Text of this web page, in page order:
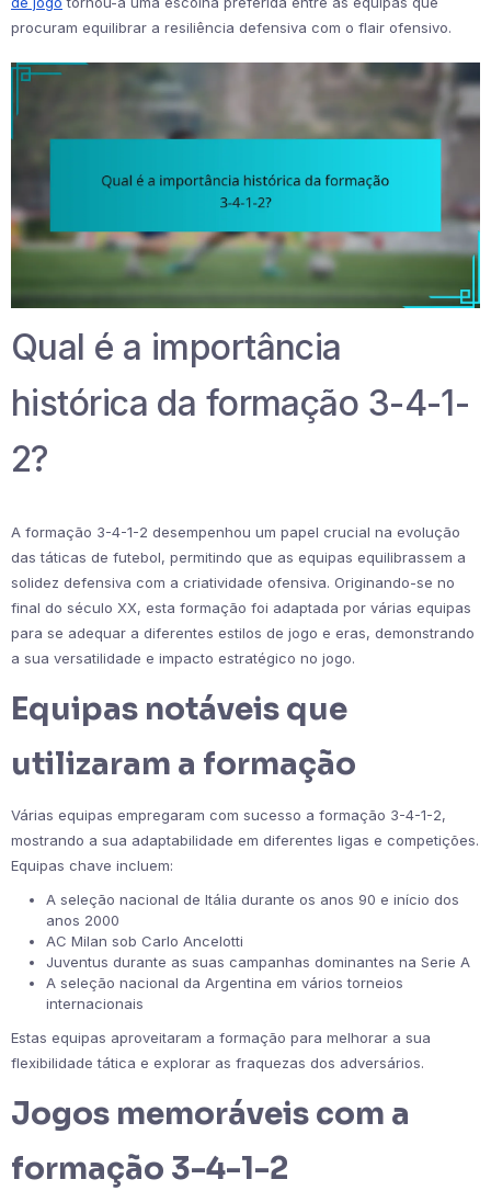
procuram equilibrar a resiliência defensiva com o flair ofensivo.
Qual é a importância
histórica da formação 3-4-1-
2?
A formação 3-4-1-2 desempenhou um papel crucial na evolução
das táticas de futebol, permitindo que as equipas equilibrassem a
solidez defensiva com a criatividade ofensiva. Originando-se no
final do século XX, esta formação foi adaptada por várias equipas
para se adequar a diferentes estilos de jogo e eras, demonstrando
a sua versatilidade e impacto estratégico no jogo.
Equipas notáveis que
utilizaram a formação
Várias equipas empregaram com sucesso a formação 3-4-1-2,
mostrando a sua adaptabilidade em diferentes ligas e competições.
Equipas chave incluem:
A seleção nacional de Itália durante os anos 90 e início dos
anos 2000
AC Milan sob Carlo Ancelotti
Juventus durante as suas campanhas dominantes na Serie A
A seleção nacional da Argentina em vários torneios
internacionais
Estas equipas aproveitaram a formação para melhorar a sua
flexibilidade tática e explorar as fraquezas dos adversários.
Jogos memoráveis com a
formação 3-4-1-2